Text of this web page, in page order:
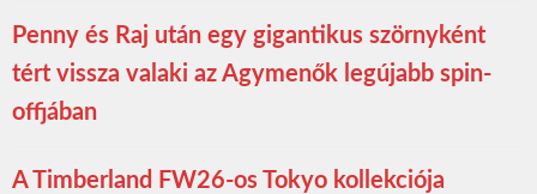
Penny és Raj után egy gigantikus szörnyként
tért vissza valaki az Agymenők legújabb spin-
offjában
A Timberland FW26-os Tokyo kollekciója